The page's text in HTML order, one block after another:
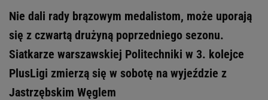
Nie dali rady brązowym medalistom, może uporają
się z czwartą drużyną poprzedniego sezonu.
Siatkarze warszawskiej Politechniki w 3. kolejce
PlusLigi zmierzą się w sobotę na wyjeździe z
Jastrzębskim Węglem